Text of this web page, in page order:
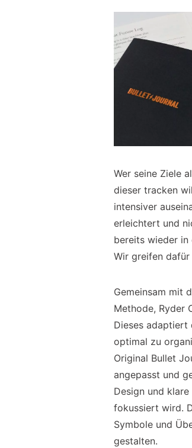
Wer seine Ziele
dieser tracken
intensiver
erleichtert und
bereits wieder
Wir greifen
Gemeinsam mit
Methode, Ryder
Dieses adaptiert
optimal zu
Original Bullet
angepasst und
Design und
fokussiert wird.
Symbole und
gestalten.